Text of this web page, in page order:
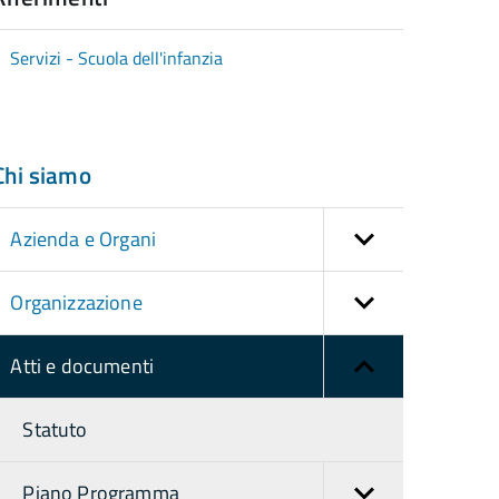
Servizi - Scuola dell'infanzia
siamo
Azienda e Organi
Organizzazione
Atti e documenti
Statuto
Piano Programma